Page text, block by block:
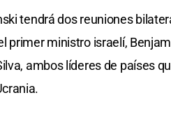
tendrá dos reuniones
primer ministro israelí,
ambos líderes de países